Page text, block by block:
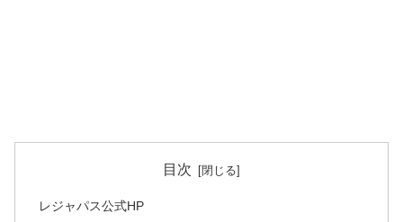
目次
レジャパス公式HP